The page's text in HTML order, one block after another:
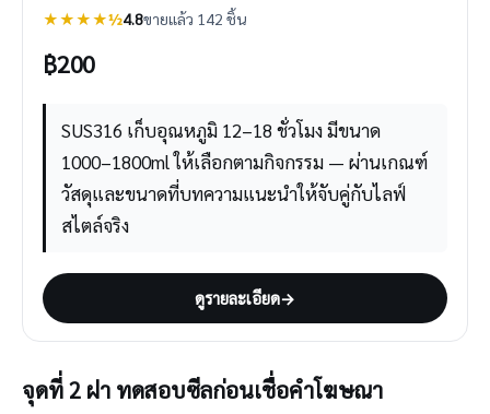
★★★★½4.8ขายแล้ว 142 ชิ้น
฿200
SUS316 เก็บอุณหภูมิ 12–18 ชั่วโมง มีขนาด
1000–1800ml ให้เลือกตามกิจกรรม — ผ่านเกณฑ์
วัสดุและขนาดที่บทความแนะนำให้จับคู่กับไลฟ์
สไตล์จริง
ดูรายละเอียด→
จุดที่ 2 ฝา ทดสอบซีลก่อนเชื่อคำโฆษณา